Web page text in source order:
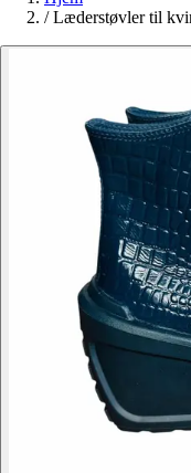
/ Læderstøvler til